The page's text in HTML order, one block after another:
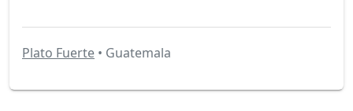
Plato Fuerte • Guatemala